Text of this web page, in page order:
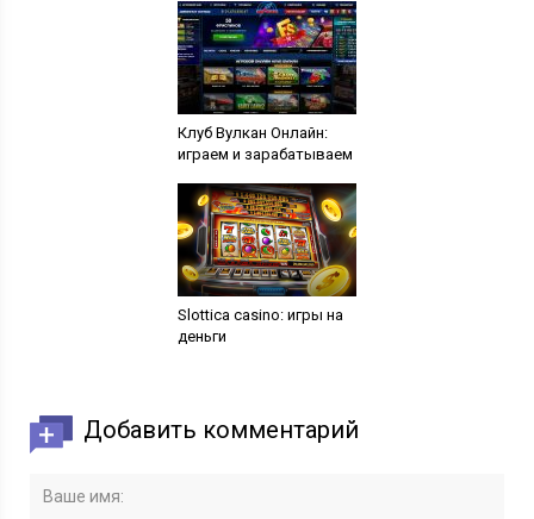
Клуб Вулкан Онлайн:
играем и зарабатываем
Slottica casino: игры на
деньги
Добавить комментарий